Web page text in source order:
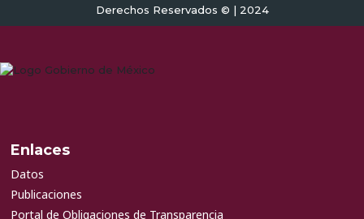
Derechos Reservados © | 2024
Enlaces
Datos
Publicaciones
Portal de Obligaciones de Transparencia